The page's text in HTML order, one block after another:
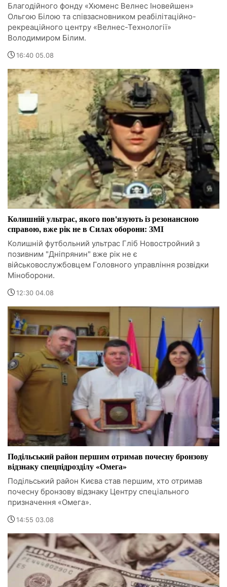
Благодійного фонду «Хюменс Велнес Іновейшен»
Ольгою Білою та співзасновником реабілітаційно-
рекреаційного центру «Велнес-Технології»
Володимиром Білим.
16:40 05.08
Колишній ультрас, якого пов'язують із резонансною
справою, вже рік не в Силах оборони: ЗМІ
Колишній футбольний ультрас Гліб Новостройний з
позивним "Дніпрянин" вже рік не є
військовослужбовцем Головного управління розвідки
Міноборони.
12:30 04.08
Подільський район першим отримав почесну бронзову
відзнаку спецпідрозділу «Омега»
Подільський район Києва став першим, хто отримав
почесну бронзову відзнаку Центру спеціального
призначення «Омега».
14:55 03.08